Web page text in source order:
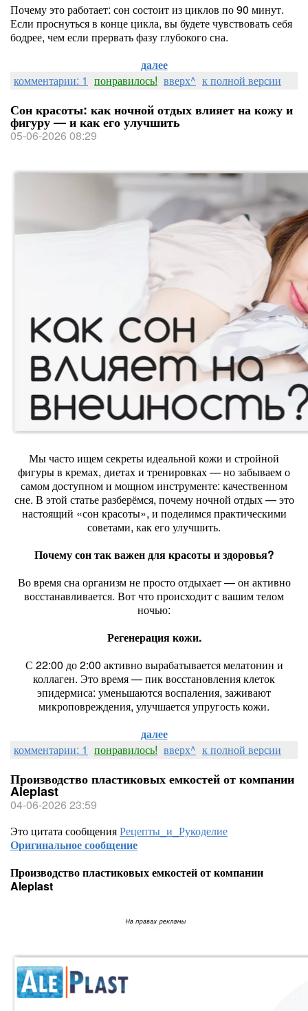
Почему это работает: сон состоит из циклов по 90 минут.
Если проснуться в конце цикла, вы будете чувствовать себя
бодрее, чем если прервать фазу глубокого сна.
далее
комментарии: 1 понравилось! вверх^ к полной версии
Сон красоты: как ночной отдых влияет на кожу и
фигуру — и как его улучшить
05-06-2026 08:29
Мы часто ищем секреты идеальной кожи и стройной
фигуры в кремах, диетах и тренировках — но забываем о
самом доступном и мощном инструменте: качественном
сне. В этой статье разберёмся, почему ночной отдых — это
настоящий «сон красоты», и поделимся практическими
советами, как его улучшить.
Почему сон так важен для красоты и здоровья?
Во время сна организм не просто отдыхает — он активно
восстанавливается. Вот что происходит с вашим телом
ночью:
Регенерация кожи.
С 22:00 до 2:00 активно вырабатывается мелатонин и
коллаген. Это время — пик восстановления клеток
эпидермиса: уменьшаются воспаления, заживают
микроповреждения, улучшается упругость кожи.
далее
комментарии: 1 понравилось! вверх^ к полной версии
Производство пластиковых емкостей от компании
Aleplast
04-06-2026 23:59
Это цитата сообщенияРецепты_и_Рукоделие
Оригинальное сообщение
Производство пластиковых емкостей от компании
Aleplast